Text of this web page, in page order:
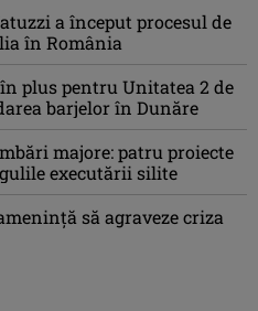
a început procesul de
în România
plus pentru Unitatea 2 de
barjelor în Dunăre
majore: patru proiecte
executării silite
să agraveze criza